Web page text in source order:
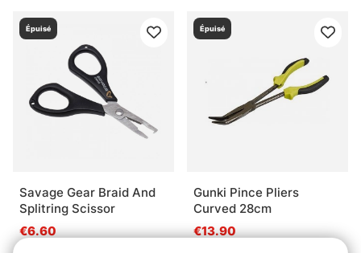
Épuisé
Savage Gear Braid And
Splitring Scissor
€6.60
Épuisé
Gunki Pince Pliers
Curved 28cm
€13.90